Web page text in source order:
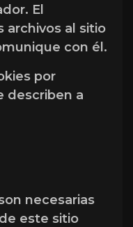
El
archivos al sitio
con él.
por
describen a
necesarias
este sitio